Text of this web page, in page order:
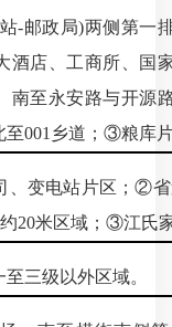
-邮政局)两侧第一
酒店、工商所、国
南至永安路与开源
至001乡道；③粮库
、变电站片区；②省
20米区域；③江氏
三级以外区域。